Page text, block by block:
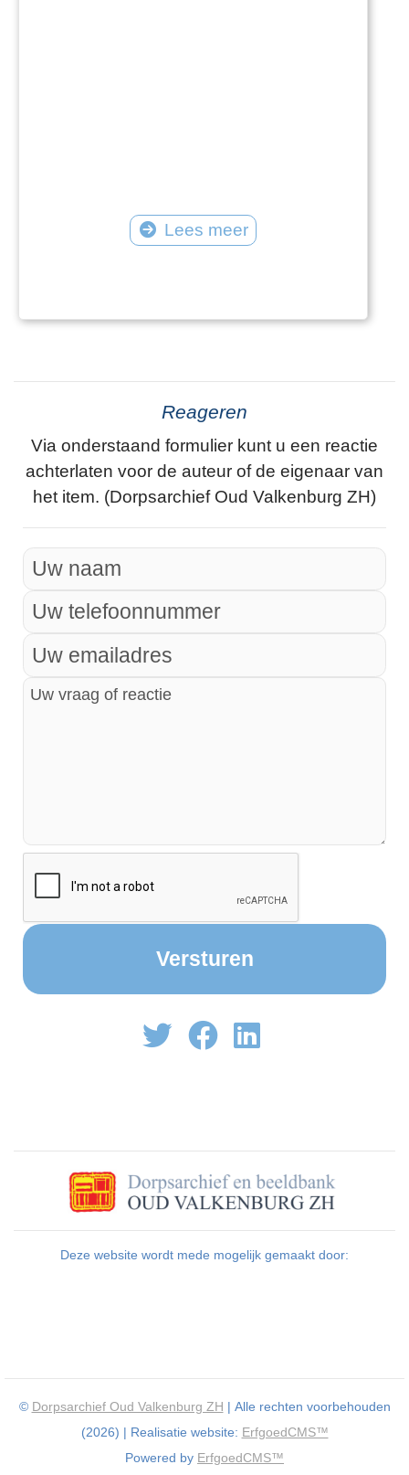
Lees meer
Reageren
Via onderstaand formulier kunt u een reactie
achterlaten voor de auteur of de eigenaar van
het item. (Dorpsarchief Oud Valkenburg ZH)
Deze website wordt mede mogelijk gemaakt door:
© Dorpsarchief Oud Valkenburg ZH | Alle rechten voorbehouden
(2026) | Realisatie website: ErfgoedCMS™
Powered by ErfgoedCMS™